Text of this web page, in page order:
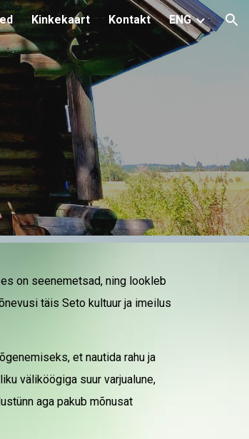
Kinkekaart Kontakt ENG
on seenemetsad, ning lookleb
täis Seto kultuur ja imeilus
et nautida rahu ja
väliköögiga suur varjualune,
aga pakub mõnusat